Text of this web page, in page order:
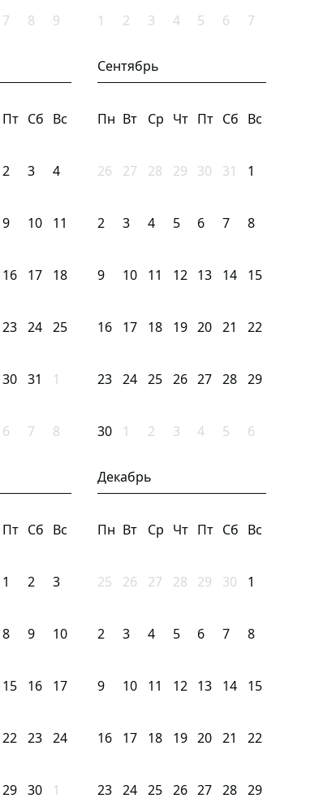
7 8 9 1 2 3 4 5 6 7
Пт Сб Вс
2 3 4
9 10 11
16 17 18
23 24 25
30 31 1
6 7 8
Сентябрь
Пн Вт Ср Чт Пт Сб Вс
26 27 28 29 30 31 1
2 3 4 5 6 7 8
9 10 11 12 13 14 15
16 17 18 19 20 21 22
23 24 25 26 27 28 29
30 1 2 3 4 5 6
Пт Сб Вс
1 2 3
8 9 10
15 16 17
22 23 24
29 30 1
Декабрь
Пн Вт Ср Чт Пт Сб Вс
25 26 27 28 29 30 1
2 3 4 5 6 7 8
9 10 11 12 13 14 15
16 17 18 19 20 21 22
23 24 25 26 27 28 29